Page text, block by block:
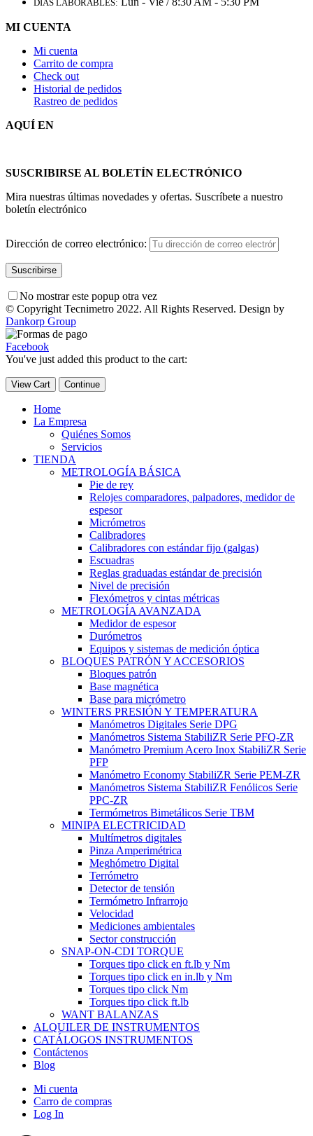
DÍAS LABORABLES:
MI CUENTA
Mi cuenta
Carrito de compra
Check out
Historial de pedidos
Rastreo de pedidos
AQUÍ EN
SUSCRIBIRSE AL BOLETÍN ELECTRÓNICO
Mira nuestras últimas novedades y ofertas. Suscríbete a nuestro
boletín electrónico
Dirección de correo electrónico:
No mostrar este popup otra vez
© Copyright Tecnimetro 2022. All Rights Reserved. Design by
Dankorp Group
Facebook
You've just added this product to the cart:
View Cart Continue
Home
La Empresa
Quiénes Somos
Servicios
TIENDA
METROLOGÍA BÁSICA
Pie de rey
Relojes comparadores, palpadores, medidor de
espesor
Micrómetros
Calibradores
Calibradores con estándar fijo (galgas)
Escuadras
Reglas graduadas estándar de precisión
Nivel de precisión
Flexómetros y cintas métricas
METROLOGÍA AVANZADA
Medidor de espesor
Durómetros
Equipos y sistemas de medición óptica
BLOQUES PATRÓN Y ACCESORIOS
Bloques patrón
Base magnética
Base para micrómetro
WINTERS PRESIÓN Y TEMPERATURA
Manómetros Digitales Serie DPG
Manómetros Sistema StabiliZR Serie PFQ-ZR
Manómetro Premium Acero Inox StabiliZR Serie
PFP
Manómetro Economy StabiliZR Serie PEM-ZR
Manómetros Sistema StabiliZR Fenólicos Serie
PPC-ZR
Termómetros Bimetálicos Serie TBM
MINIPA ELECTRICIDAD
Multímetros digitales
Pinza Amperimétrica
Meghómetro Digital
Terrómetro
Detector de tensión
Termómetro Infrarrojo
Velocidad
Mediciones ambientales
Sector construcción
SNAP-ON-CDI TORQUE
Torques tipo click en ft.lb y Nm
Torques tipo click en in.lb y Nm
Torques tipo click Nm
Torques tipo click ft.lb
WANT BALANZAS
ALQUILER DE INSTRUMENTOS
CATÁLOGOS INSTRUMENTOS
Contáctenos
Blog
Mi cuenta
Carro de compras
Log In